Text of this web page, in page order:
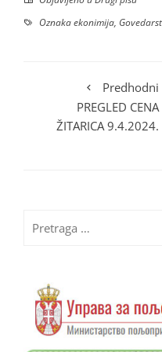
Oznakaekonimija,
Predhodni
PREGLED CENA
ŽITARICA 9.4.2024.
za: